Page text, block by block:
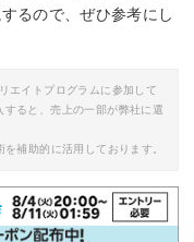
るので、ぜひ参考にし
エイトプログラムに参加して
ると、売上の一部が弊社に還
補助的に活用しております。